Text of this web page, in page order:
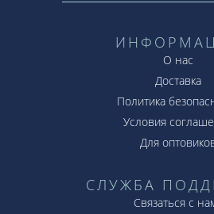
О нас
Доставка
Политика
Условия
Для
СЛУЖБА
Связаться с